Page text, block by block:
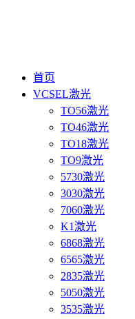
首页
VCSEL激光
TO56激光
TO46激光
TO18激光
TO9激光
5730激光
3030激光
7060激光
K1激光
6868激光
6565激光
2835激光
5050激光
3535激光